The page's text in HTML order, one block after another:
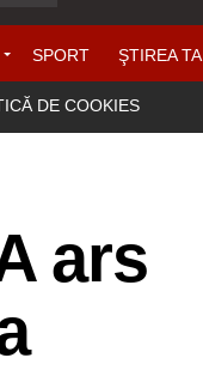
SPORT ŞTIREA TA
DE COOKIES
ars